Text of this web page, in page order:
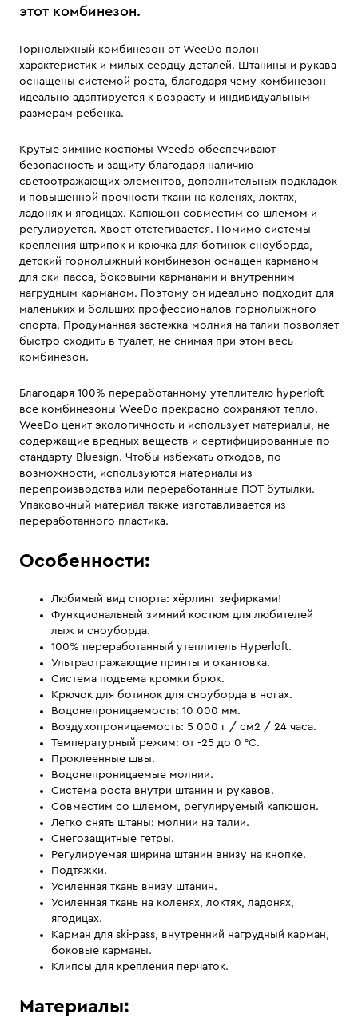
этот комбинезон.
Горнолыжный комбинезон от WeeDo полон
характеристик и милых сердцу деталей. Штанины и рукава
оснащены системой роста, благодаря чему комбинезон
идеально адаптируется к возрасту и индивидуальным
размерам ребенка.
Крутые зимние костюмы Weedo обеспечивают
безопасность и защиту благодаря наличию
светоотражающих элементов, дополнительных подкладок
и повышенной прочности ткани на коленях, локтях,
ладонях и ягодицах. Капюшон совместим со шлемом и
регулируется. Хвост отстегивается. Помимо системы
крепления штрипок и крючка для ботинок сноуборда,
детский горнолыжный комбинезон оснащен карманом
для ски-пасса, боковыми карманами и внутренним
нагрудным карманом. Поэтому он идеально подходит для
маленьких и больших профессионалов горнолыжного
спорта. Продуманная застежка-молния на талии позволяет
быстро сходить в туалет, не снимая при этом весь
комбинезон.
Благодаря 100% переработанному утеплителю hyperloft
все комбинезоны WeeDo прекрасно сохраняют тепло.
WeeDo ценит экологичность и использует материалы, не
содержащие вредных веществ и сертифицированные по
стандарту Bluesign. Чтобы избежать отходов, по
возможности, используются материалы из
перепроизводства или переработанные ПЭТ-бутылки.
Упаковочный материал также изготавливается из
переработанного пластика.
Особенности:
Любимый вид спорта: хёрлинг зефирками!
Функциональный зимний костюм для любителей
лыж и сноуборда.
100% переработанный утеплитель Hyperloft.
Ультраотражающие принты и окантовка.
Система подъема кромки брюк.
Крючок для ботинок для сноуборда в ногах.
Водонепроницаемость: 10 000 мм.
Воздухопроницаемость: 5 000 г / см2 / 24 часа.
Температурный режим: от -25 до 0 °C.
Проклеенные швы.
Водонепроницаемые молнии.
Система роста внутри штанин и рукавов.
Совместим со шлемом, регулируемый капюшон.
Легко снять штаны: молнии на талии.
Снегозащитные гетры.
Регулируемая ширина штанин внизу на кнопке.
Подтяжки.
Усиленная ткань внизу штанин.
Усиленная ткань на коленях, локтях, ладонях,
ягодицах.
Карман для ski-pass, внутренний нагрудный карман,
боковые карманы.
Клипсы для крепления перчаток.
Материалы: